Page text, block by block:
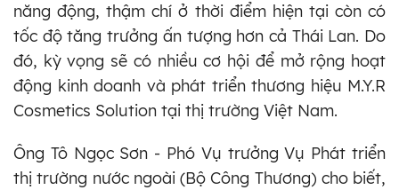
năng động, thậm chí ở thời điểm hiện tại còn có
tốc độ tăng trưởng ấn tượng hơn cả Thái Lan. Do
đó, kỳ vọng sẽ có nhiều cơ hội để mở rộng hoạt
động kinh doanh và phát triển thương hiệu M.Y.R
Cosmetics Solution tại thị trường Việt Nam.
Ông Tô Ngọc Sơn - Phó Vụ trưởng Vụ Phát triển
thị trường nước ngoài (Bộ Công Thương) cho biết,